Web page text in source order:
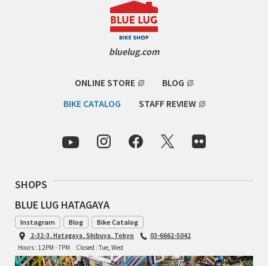
TOMII CYCLES
bluelug.com
ONLINE STORE
BLOG
BIKE CATALOG
STAFF REVIEW
SHOPS
BLUE LUG HATAGAYA
Instagram Blog Bike Catalog
2-32-3, Hatagaya, Shibuya, Tokyo
03-6662-5042
Hours : 12PM - 7PM
Closed : Tue, Wed